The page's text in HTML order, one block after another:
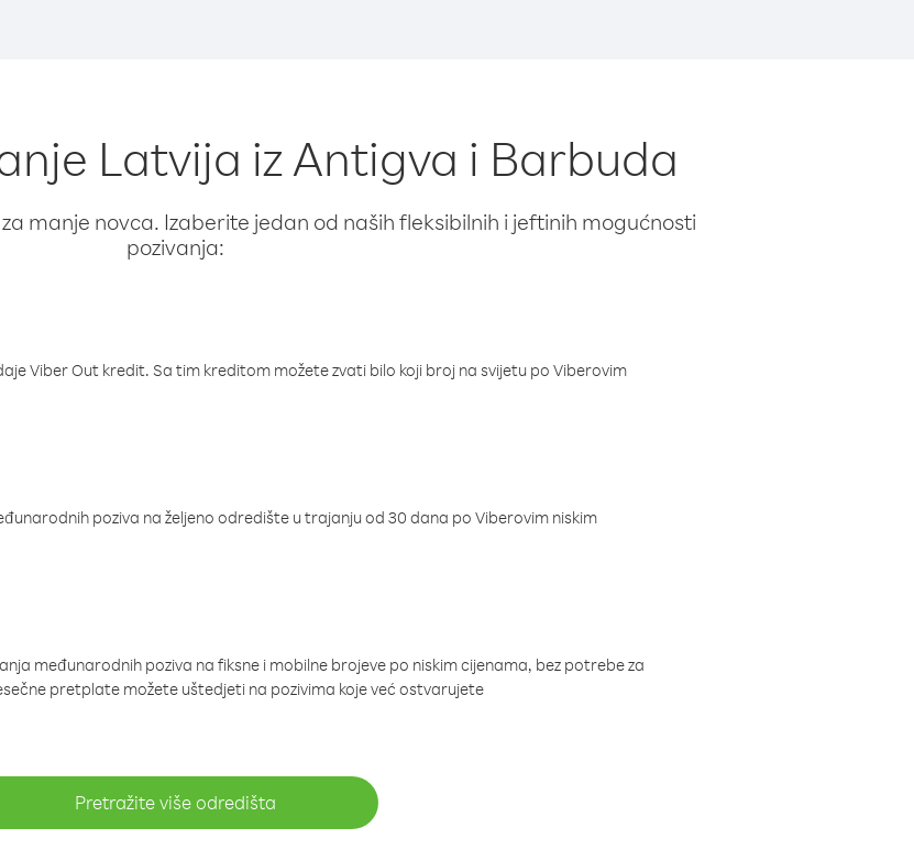
Latvija iz Antigva i Barbuda
manje novca. Izaberite jedan od naših fleksibilnih i jeftinih mogućnosti
pozivanja:
Viber Out kredit. Sa tim kreditom možete zvati bilo koji broj na svijetu po Viberovim
poziva na željeno odredište u trajanju od 30 dana po Viberovim niskim
međunarodnih poziva na fiksne i mobilne brojeve po niskim cijenama, bez potrebe za
pretplate možete uštedjeti na pozivima koje već ostvarujete
Pretražite više odredišta